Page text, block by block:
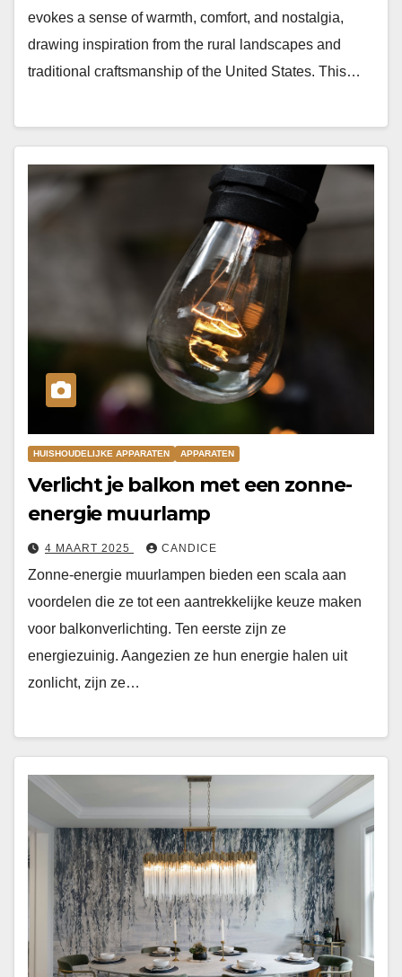
evokes a sense of warmth, comfort, and nostalgia,
drawing inspiration from the rural landscapes and
traditional craftsmanship of the United States. This…
HUISHOUDELIJKE APPARATEN APPARATEN
Verlicht je balkon met een zonne-
energie muurlamp
4 MAART 2025 CANDICE
Zonne-energie muurlampen bieden een scala aan
voordelen die ze tot een aantrekkelijke keuze maken
voor balkonverlichting. Ten eerste zijn ze
energiezuinig. Aangezien ze hun energie halen uit
zonlicht, zijn ze…